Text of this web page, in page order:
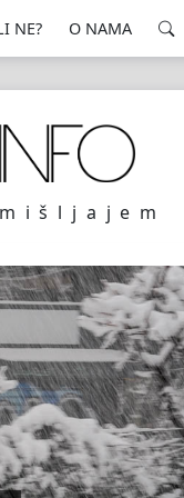
NE? O NAMA